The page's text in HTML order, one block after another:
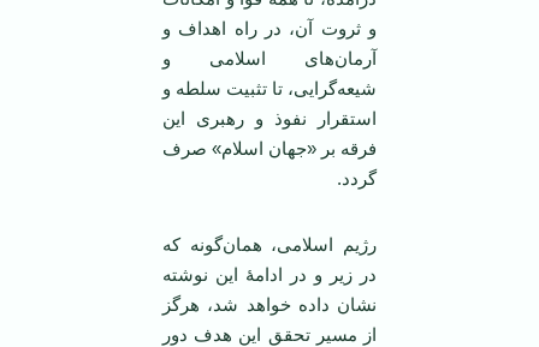
و ثروت آن، در راه اهداف و
آرمان‌های اسلامی و
شیعه‌گرایی، تا تثبیت سلطه و
استقرار نفوذ و رهبری این
فرقه بر «جهان اسلام» صرف
گردد.
رژیم اسلامی، همان‌گونه که
در زیر و در ادامۀ این نوشته
نشان داده خواهد شد، هرگز
از مسیر تحقق این هدف دور